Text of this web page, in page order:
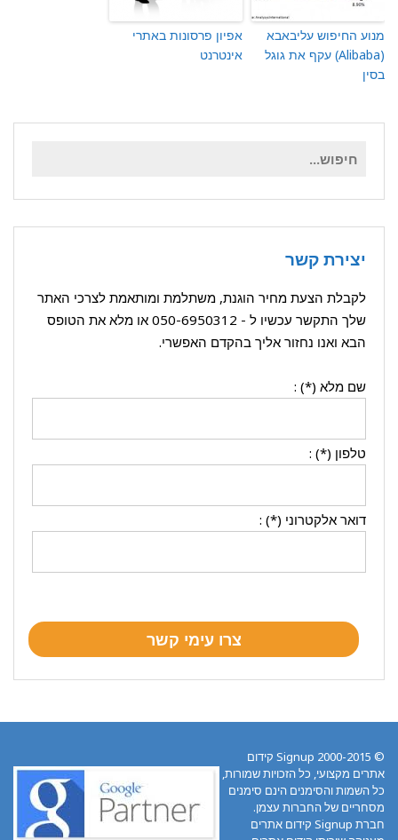
מנוע החיפוש עליבאבא
(Alibaba) עקף את גוגל
בסין
אפיון פרסונות באתרי
אינטרנט
יצירת קשר
לקבלת הצעת מחיר הוגנת, משתלמת ומותאמת לצרכי האתר
שלך התקשר עכשיו ל - 050-6950312 או מלא את הטופס
הבא ואנו נחזור אליך בהקדם האפשרי.
שם מלא (*) :
טלפון (*) :
דואר אלקטרוני (*) :
© 2000-2015 Signup קידום
אתרים מקצועי, כל הזכויות שמורות,
כל השמות והסימנים הינם סימנים
מסחריים של החברות עצמן.
חברת Signup קידום אתרים